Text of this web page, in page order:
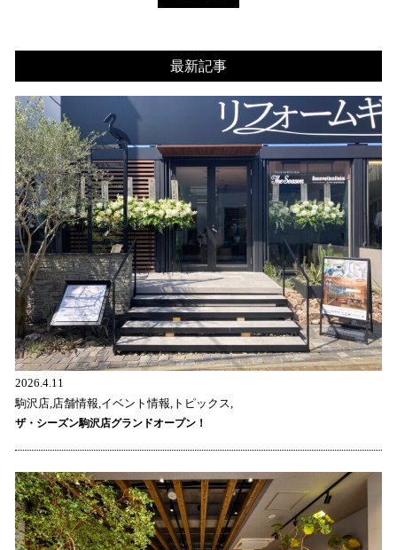
最新記事
2026.4.11
駒沢店,店舗情報,イベント情報,トピックス,
ザ・シーズン駒沢店グランドオープン！